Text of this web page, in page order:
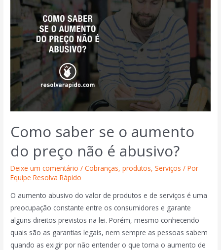
Como saber se o aumento
do preço não é abusivo?
Deixe um comentário /Cobranças,produtos,Serviços / Por
Equipe Resolva Rápido
O aumento abusivo do valor de produtos e de serviços é uma
preocupação constante entre os consumidores e garante
alguns direitos previstos na lei. Porém, mesmo conhecendo
quais são as garantias legais, nem sempre as pessoas sabem
quando as exigir por não entender o que torna o aumento de